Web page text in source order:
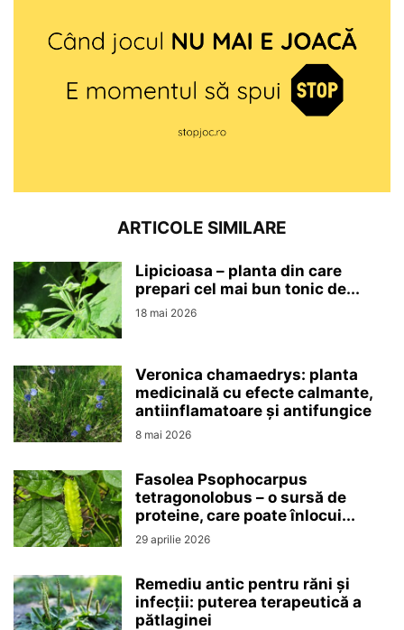
ARTICOLE SIMILARE
Lipicioasa – planta din care
prepari cel mai bun tonic de...
18 mai 2026
Veronica chamaedrys: planta
medicinală cu efecte calmante,
antiinflamatoare și antifungice
8 mai 2026
Fasolea Psophocarpus
tetragonolobus – o sursă de
proteine, care poate înlocui...
29 aprilie 2026
Remediu antic pentru răni și
infecții: puterea terapeutică a
pătlaginei